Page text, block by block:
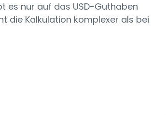
es nur auf das USD-Guthaben
die Kalkulation komplexer als bei